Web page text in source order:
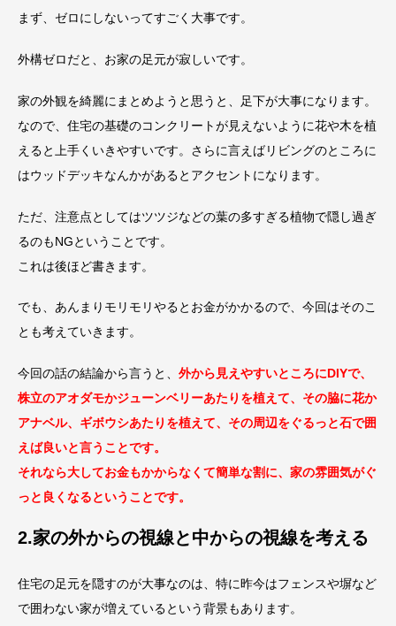
まず、ゼロにしないってすごく大事です。
外構ゼロだと、お家の足元が寂しいです。
家の外観を綺麗にまとめようと思うと、足下が大事になります。
なので、住宅の基礎のコンクリートが見えないように花や木を植
えると上手くいきやすいです。さらに言えばリビングのところに
はウッドデッキなんかがあるとアクセントになります。
ただ、注意点としてはツツジなどの葉の多すぎる植物で隠し過ぎ
るのもNGということです。
これは後ほど書きます。
でも、あんまりモリモリやるとお金がかかるので、今回はそのこ
とも考えていきます。
今回の話の結論から言うと、 外から見えやすいところにDIYで、
株立のアオダモかジューンベリーあたりを植えて、その脇に花か
アナベル、ギボウシあたりを植えて、その周辺をぐるっと石で囲
えば良いと言うことです。
それなら大してお金もかからなくて簡単な割に、家の雰囲気がぐ
っと良くなるということです。
2.家の外からの視線と中からの視線を考える
住宅の足元を隠すのが大事なのは、特に昨今はフェンスや塀など
で囲わない家が増えているという背景もあります。